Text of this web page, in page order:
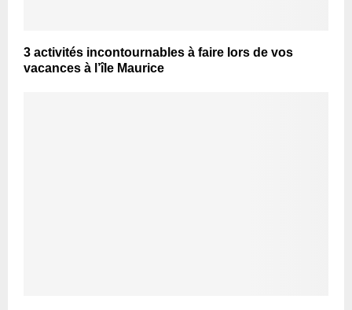
3 activités incontournables à faire lors de vos
vacances à l’île Maurice